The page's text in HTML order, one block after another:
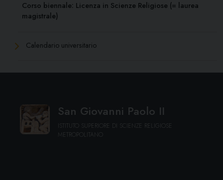
Corso biennale: Licenza in Scienze Religiose (= laurea
magistrale)
Calendario universitario
San Giovanni Paolo II
ISTITUTO SUPERIORE DI SCIENZE RELIGIOSE
METROPOLITANO